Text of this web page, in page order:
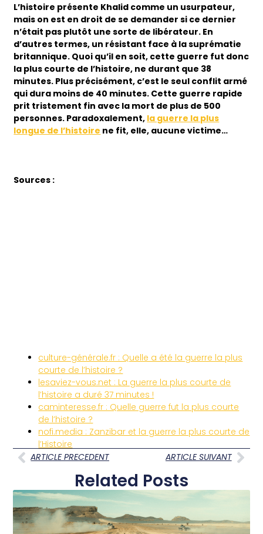
L’histoire présente Khalid comme un usurpateur,
mais on est en droit de se demander si ce dernier
n’était pas plutôt une sorte de libérateur. En
d’autres termes, un résistant face à la suprématie
britannique. Quoi qu’il en soit, cette guerre fut donc
la plus courte de l’histoire, ne durant que 38
minutes. Plus précisément, c’est le seul conflit armé
qui dura moins de 40 minutes. Cette guerre rapide
prit tristement fin avec la mort de plus de 500
personnes. Paradoxalement, la guerre la plus
longue de l’histoire ne fit, elle, aucune victime…
Sources :
culture-générale.fr : Quelle a été la guerre la plus
courte de l’histoire ?
lesaviez-vous.net : La guerre la plus courte de
l’histoire a duré 37 minutes !
caminteresse.fr : Quelle guerre fut la plus courte
de l’histoire ?
nofi.media : Zanzibar et la guerre la plus courte de
l’Histoire
ARTICLE PRECEDENT
ARTICLE SUIVANT
Related Posts